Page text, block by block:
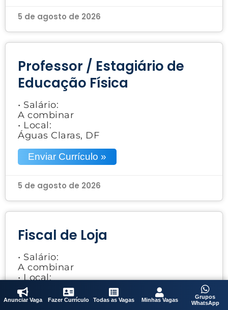
5 de agosto de 2026
Professor / Estagiário de
Educação Física
• Salário:
A combinar
• Local:
Águas Claras, DF
Enviar Currículo »
5 de agosto de 2026
Fiscal de Loja
• Salário:
A combinar
• Local:
Asa Sul, DF
Anunciar Vaga Fazer Currículo Todas as Vagas Minhas Vagas
Grupos
WhatsApp